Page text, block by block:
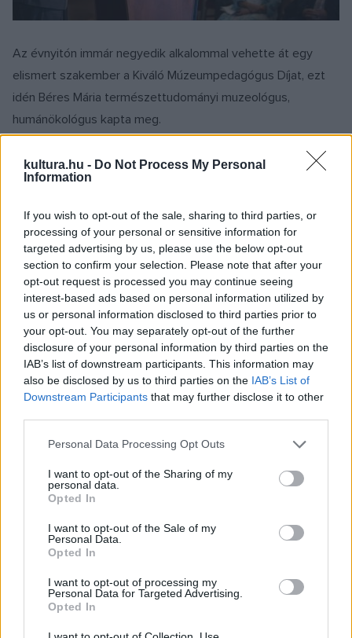
kultura.hu - Do Not Process My Personal
Information
If you wish to opt-out of the sale, sharing to third parties, or
processing of your personal or sensitive information for
targeted advertising by us, please use the below opt-out
section to confirm your selection. Please note that after your
opt-out request is processed you may continue seeing
interest-based ads based on personal information utilized by
us or personal information disclosed to third parties prior to
your opt-out. You may separately opt-out of the further
disclosure of your personal information by third parties on the
IAB’s list of downstream participants. This information may
also be disclosed by us to third parties on the IAB’s List of
Downstream Participants that may further disclose it to other
Please note that this website/app uses one or more Google
not limited to your visit or usage behaviour. You may click to
grant or deny consent to Google and its third-party tags to
use your data for below specified purposes in below Google
consent section.
Personal Data Processing Opt Outs
I want to opt-out of the Sharing of my
personal data.
Opted In
I want to opt-out of the Sale of my
Personal Data.
Opted In
I want to opt-out of processing my
Personal Data for Targeted Advertising.
Opted In
Az évnyitón immár negyedik alkalommal vehette át egy
elismert szakember a Kiváló Múzeumpedagógus Díjat, ezt
idén Béres Mária természettudományi muzeológus,
humánökológus kapta meg.
Az online is figyelemmel kísérhető, egésznapos
nyitóeseményt a Szabadtéri Néprajzi Múzeum Múzeumi
Oktatási és Módszertani Központ és a Szépművészeti
Múzeum − Magyar Nemzeti Galéria közösen szervezte.
Vígh Annamária, a Szépművészeti Múzeum főigazgató-
helyettese köszöntőjében beszélt arról, hogy a pandémia a
muzeális intézményeket is új kihívások elé állította. Mint
fogalmazott, ebben a helyzetben felértékelődött a
múzeumpedagógusok munkája, akiknek a nehéz
körülmények ellenére is fenn kell tartaniuk a látogatók
érdeklődését.